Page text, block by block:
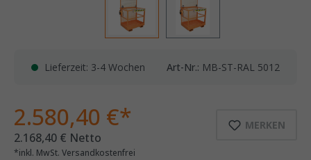
Lieferzeit: 3-4 Wochen Art-Nr.: MB-ST-RAL 5012
MERKEN
2.580,40 €*
2.168,40 € Netto
*inkl. MwSt. Versandkostenfrei